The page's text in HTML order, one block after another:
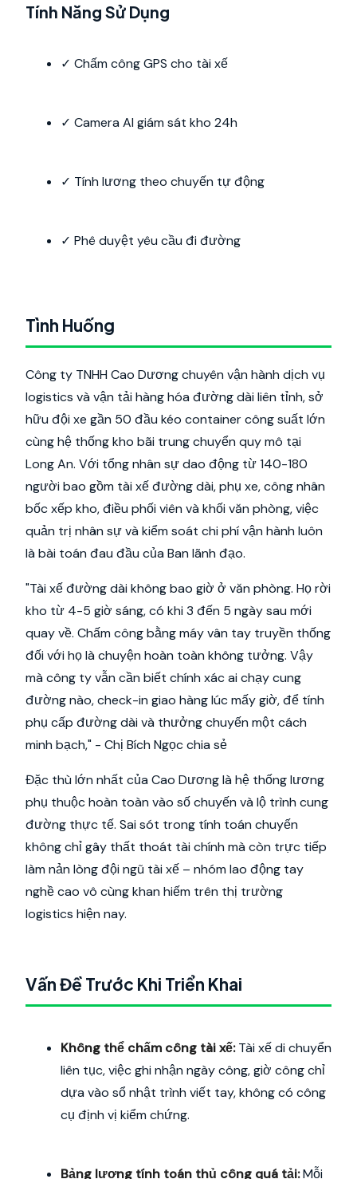
Tính Năng Sử Dụng
✓ Chấm công GPS cho tài xế
✓ Camera AI giám sát kho 24h
✓ Tính lương theo chuyến tự động
✓ Phê duyệt yêu cầu đi đường
Tình Huống
Công ty TNHH Cao Dương chuyên vận hành dịch vụ
logistics và vận tải hàng hóa đường dài liên tỉnh, sở
hữu đội xe gần 50 đầu kéo container công suất lớn
cùng hệ thống kho bãi trung chuyển quy mô tại
Long An. Với tổng nhân sự dao động từ 140-180
người bao gồm tài xế đường dài, phụ xe, công nhân
bốc xếp kho, điều phối viên và khối văn phòng, việc
quản trị nhân sự và kiểm soát chi phí vận hành luôn
là bài toán đau đầu của Ban lãnh đạo.
"Tài xế đường dài không bao giờ ở văn phòng. Họ rời
kho từ 4-5 giờ sáng, có khi 3 đến 5 ngày sau mới
quay về. Chấm công bằng máy vân tay truyền thống
đối với họ là chuyện hoàn toàn không tưởng. Vậy
mà công ty vẫn cần biết chính xác ai chạy cung
đường nào, check-in giao hàng lúc mấy giờ, để tính
phụ cấp đường dài và thưởng chuyến một cách
minh bạch," - Chị Bích Ngọc chia sẻ
Đặc thù lớn nhất của Cao Dương là hệ thống lương
phụ thuộc hoàn toàn vào số chuyến và lộ trình cung
đường thực tế. Sai sót trong tính toán chuyến
không chỉ gây thất thoát tài chính mà còn trực tiếp
làm nản lòng đội ngũ tài xế – nhóm lao động tay
nghề cao vô cùng khan hiếm trên thị trường
logistics hiện nay.
Vấn Đề Trước Khi Triển Khai
Không thể chấm công tài xế:Tài xế di chuyển
liên tục, việc ghi nhận ngày công, giờ công chỉ
dựa vào sổ nhật trình viết tay, không có công
cụ định vị kiểm chứng.
Bảng lương tính toán thủ công quá tải:Mỗi